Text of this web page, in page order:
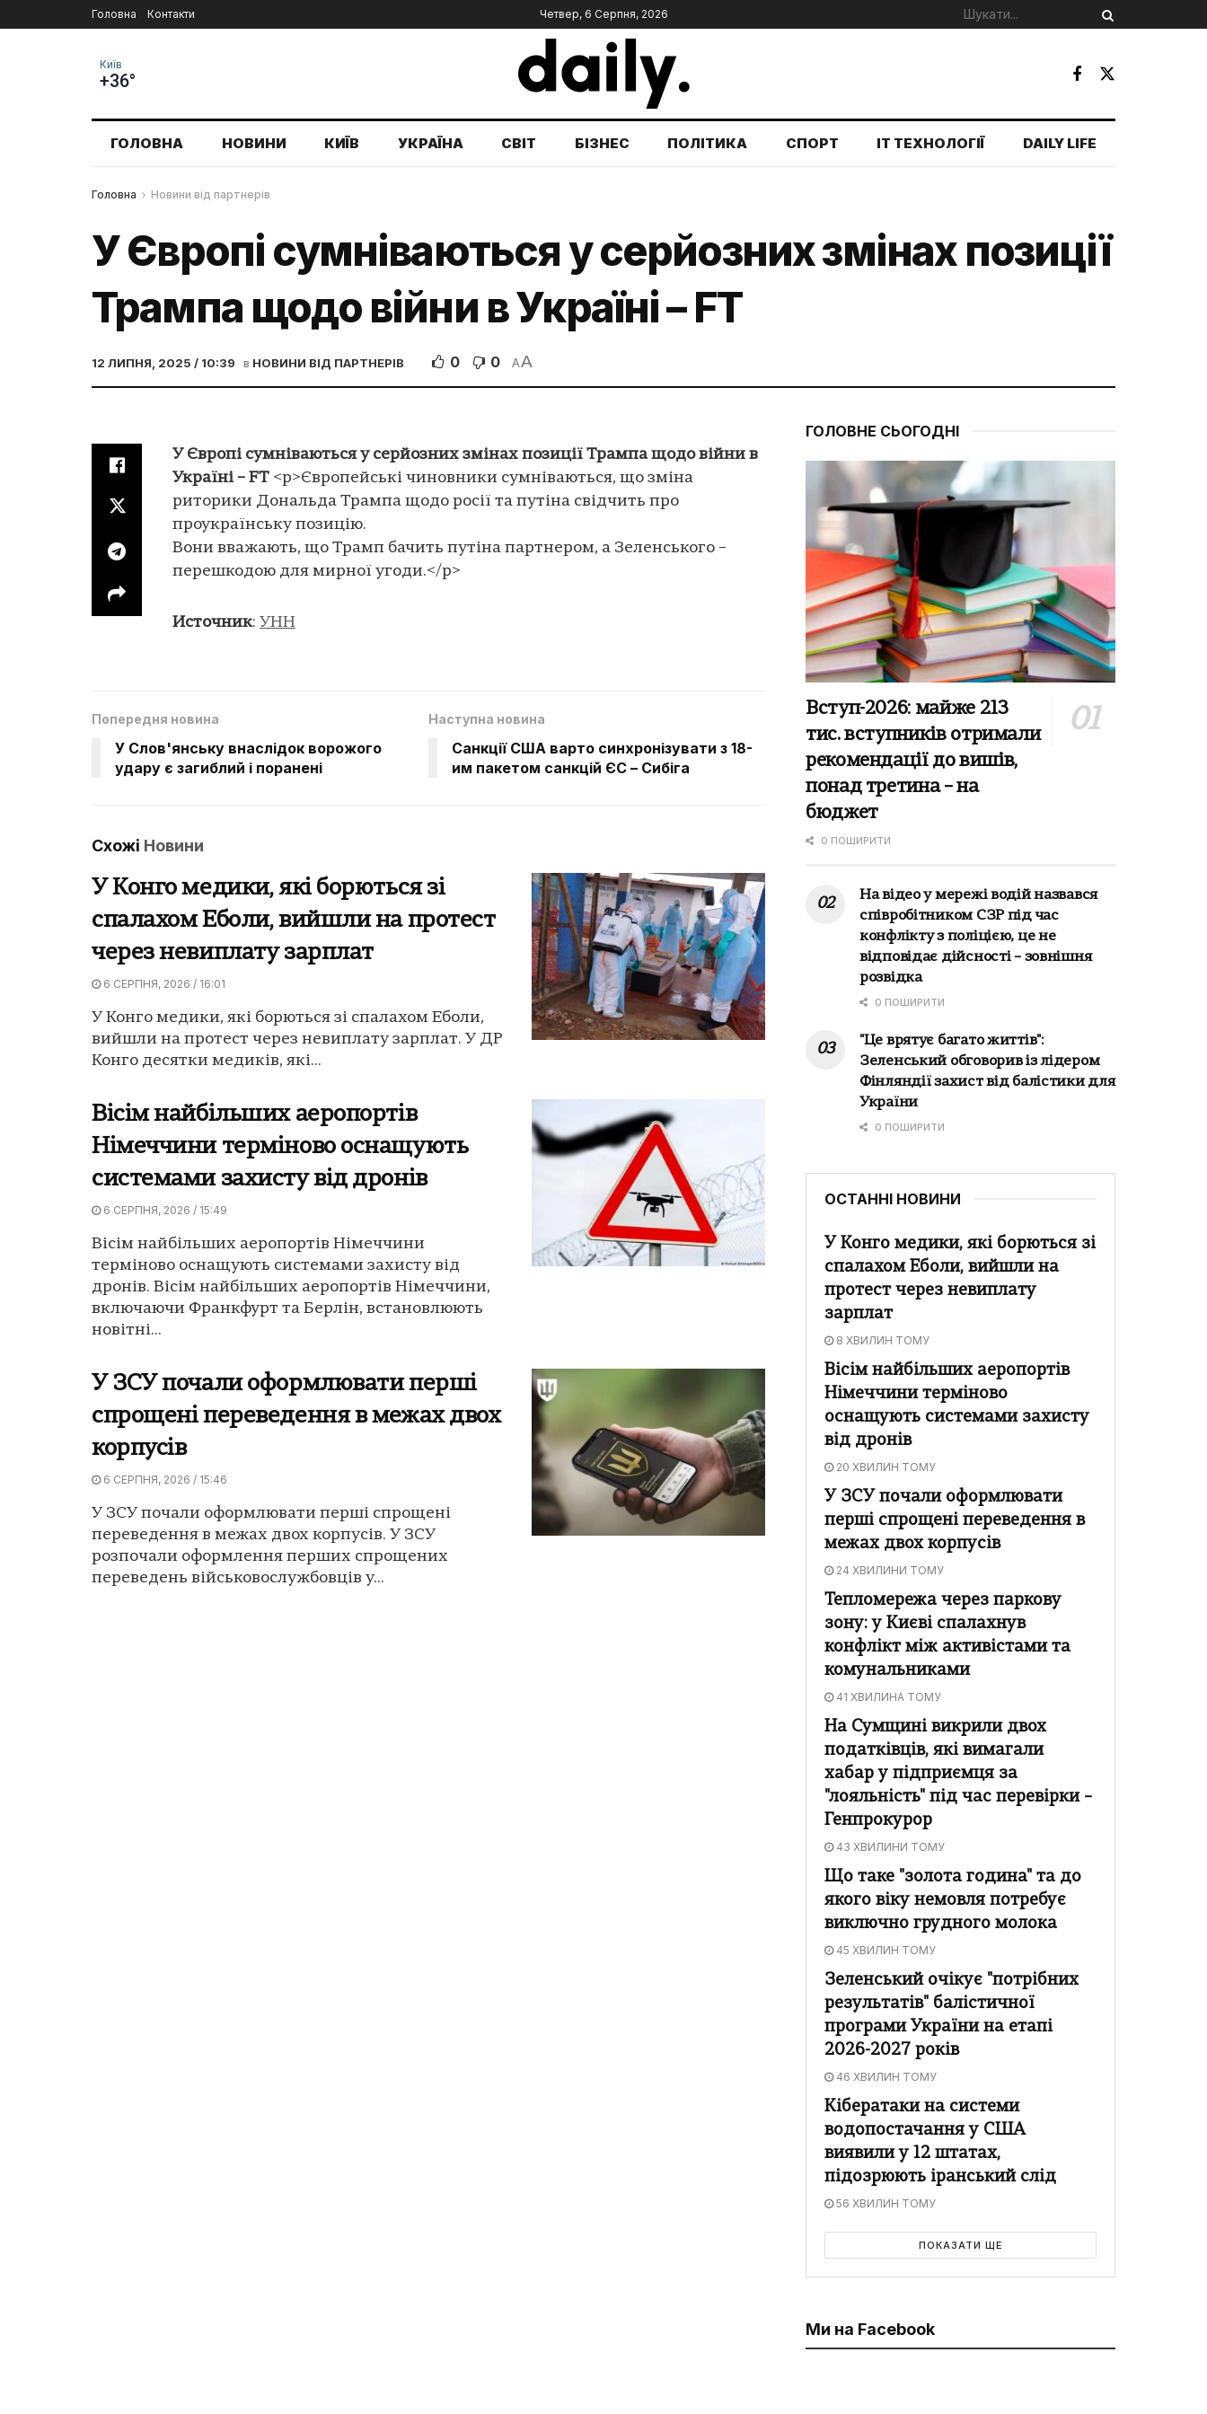
Головна Контакти Четвер, 6 Серпня, 2026
Київ
+36°
ГОЛОВНА НОВИНИ КИЇВ УКРАЇНА СВІТ БІЗНЕС ПОЛІТИКА СПОРТ IT ТЕХНОЛОГІЇ DAILY LIFE
Головна Новини від партнерів
У Європі сумніваються у серйозних змінах позиції
Трампа щодо війни в Україні – FT
12 ЛИПНЯ, 2025 / 10:39 в НОВИНИ ВІД ПАРТНЕРІВ 0 0 AA
У Європі сумніваються у серйозних змінах позиції Трампа щодо війни в
Україні – FT <p>Європейські чиновники сумніваються, що зміна
риторики Дональда Трампа щодо росії та путіна свідчить про
проукраїнську позицію.
Вони вважають, що Трамп бачить путіна партнером, а Зеленського –
перешкодою для мирної угоди.</p>
Источник: УНН
Попередня новина
У Слов'янську внаслідок ворожого
удару є загиблий і поранені
Наступна новина
Санкції США варто синхронізувати з 18-
им пакетом санкцій ЄС – Сибіга
Схожі Новини
У Конго медики, які борються зі
спалахом Еболи, вийшли на протест
через невиплату зарплат
6 СЕРПНЯ, 2026 / 16:01
У Конго медики, які борються зі спалахом Еболи,
вийшли на протест через невиплату зарплат. У ДР
Конго десятки медиків, які...
Вісім найбільших аеропортів
Німеччини терміново оснащують
системами захисту від дронів
6 СЕРПНЯ, 2026 / 15:49
Вісім найбільших аеропортів Німеччини
терміново оснащують системами захисту від
дронів. Вісім найбільших аеропортів Німеччини,
включаючи Франкфурт та Берлін, встановлюють
новітні...
У ЗСУ почали оформлювати перші
спрощені переведення в межах двох
корпусів
6 СЕРПНЯ, 2026 / 15:46
У ЗСУ почали оформлювати перші спрощені
переведення в межах двох корпусів. У ЗСУ
розпочали оформлення перших спрощених
переведень військовослужбовців у...
ГОЛОВНЕ СЬОГОДНІ
Вступ-2026: майже 213
тис. вступників отримали
рекомендації до вишів,
понад третина – на
бюджет
0 ПОШИРИТИ
На відео у мережі водій назвався
співробітником СЗР під час
конфлікту з поліцією, це не
відповідає дійсності – зовнішня
розвідка
0 ПОШИРИТИ
"Це врятує багато життів":
Зеленський обговорив із лідером
Фінляндії захист від балістики для
України
0 ПОШИРИТИ
ОСТАННІ НОВИНИ
У Конго медики, які борються зі
спалахом Еболи, вийшли на
протест через невиплату
зарплат
8 ХВИЛИН ТОМУ
Вісім найбільших аеропортів
Німеччини терміново
оснащують системами захисту
від дронів
20 ХВИЛИН ТОМУ
У ЗСУ почали оформлювати
перші спрощені переведення в
межах двох корпусів
24 ХВИЛИНИ ТОМУ
Тепломережа через паркову
зону: у Києві спалахнув
конфлікт між активістами та
комунальниками
41 ХВИЛИНА ТОМУ
На Сумщині викрили двох
податківців, які вимагали
хабар у підприємця за
"лояльність" під час перевірки –
Генпрокурор
43 ХВИЛИНИ ТОМУ
Що таке "золота година" та до
якого віку немовля потребує
виключно грудного молока
45 ХВИЛИН ТОМУ
Зеленський очікує "потрібних
результатів" балістичної
програми України на етапі
2026-2027 років
46 ХВИЛИН ТОМУ
Кібератаки на системи
водопостачання у США
виявили у 12 штатах,
підозрюють іранський слід
56 ХВИЛИН ТОМУ
ПОКАЗАТИ ЩЕ
Ми на Facebook